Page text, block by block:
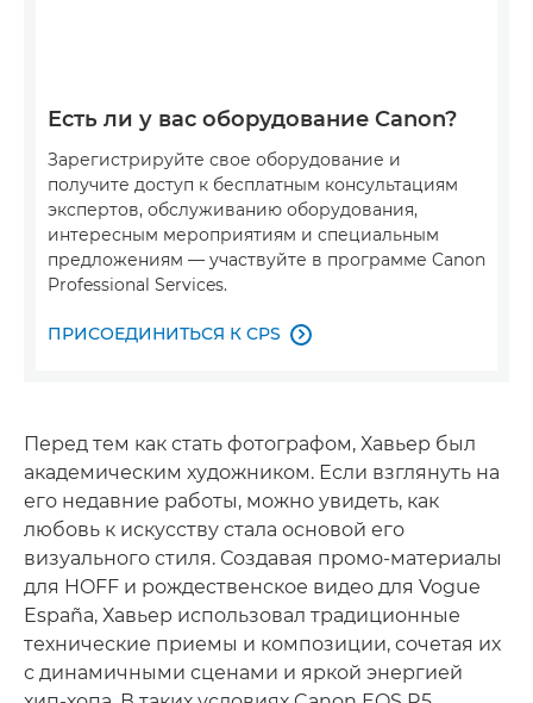
Есть ли у вас оборудование Canon?
Зарегистрируйте свое оборудование и
получите доступ к бесплатным консультациям
экспертов, обслуживанию оборудования,
интересным мероприятиям и специальным
предложениям — участвуйте в программе Canon
Professional Services.
ПРИСОЕДИНИТЬСЯ К CPS 
Перед тем как стать фотографом, Хавьер был
академическим художником. Если взглянуть на
его недавние работы, можно увидеть, как
любовь к искусству стала основой его
визуального стиля. Создавая промо-материалы
для HOFF и рождественское видео для Vogue
España, Хавьер использовал традиционные
технические приемы и композиции, сочетая их
с динамичными сценами и яркой энергией